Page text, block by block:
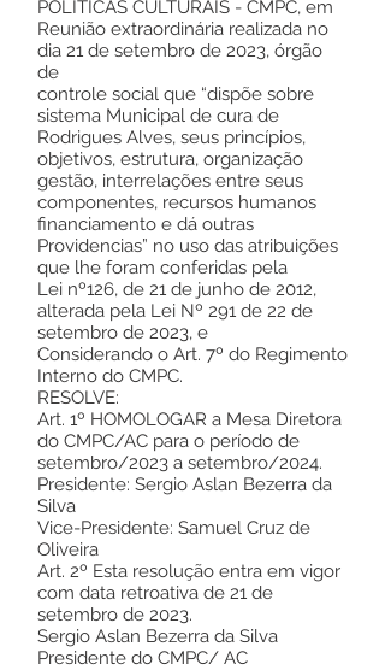
POLÍTICAS CULTURAIS - CMPC, em
Reunião extraordinária realizada no
dia 21 de setembro de 2023, órgão
de
controle social que “dispõe sobre
sistema Municipal de cura de
Rodrigues Alves, seus princípios,
objetivos, estrutura, organização
gestão, interrelações entre seus
componentes, recursos humanos
financiamento e dá outras
Providencias” no uso das atribuições
que lhe foram conferidas pela
Lei nº126, de 21 de junho de 2012,
alterada pela Lei Nº 291 de 22 de
setembro de 2023, e
Considerando o Art. 7º do Regimento
Interno do CMPC.
RESOLVE:
Art. 1º HOMOLOGAR a Mesa Diretora
do CMPC/AC para o período de
setembro/2023 a setembro/2024.
Presidente: Sergio Aslan Bezerra da
Silva
Vice-Presidente: Samuel Cruz de
Oliveira
Art. 2º Esta resolução entra em vigor
com data retroativa de 21 de
setembro de 2023.
Sergio Aslan Bezerra da Silva
Presidente do CMPC/ AC